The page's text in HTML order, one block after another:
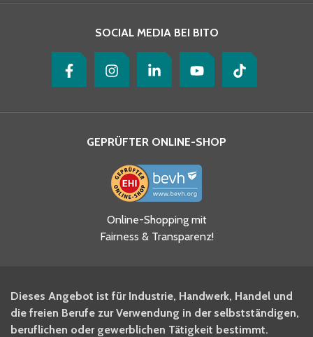
Ja, ich habe die
Datenschutzhinweise gelesen
und akzeptiere diese.
BITO Newsletter Fachwissen
Intralogistiker anmelden.
SOCIAL MEDIA BEI BITO
GEPRÜFTER ONLINE-SHOP
Online-Shopping mit
Fairness & Transparenz!
Dieses Angebot ist für Industrie, Handwerk, Handel und
die freien Berufe zur Verwendung in der selbstständigen,
beruflichen oder gewerblichen Tätigkeit bestimmt.